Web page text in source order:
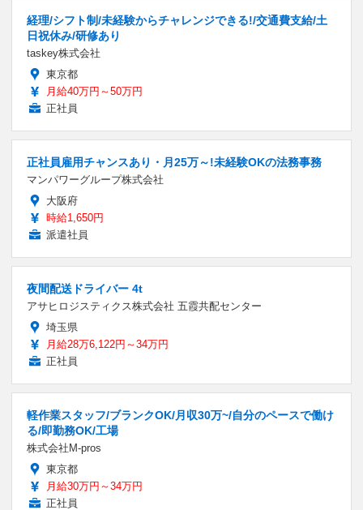
経理/シフト制/未経験からチャレンジできる!/交通費支給/土
日祝休み/研修あり
taskey株式会社
東京都
月給40万円～50万円
正社員
正社員雇用チャンスあり・月25万～!未経験OKの法務事務
マンパワーグループ株式会社
大阪府
時給1,650円
派遣社員
夜間配送ドライバー 4t
アサヒロジスティクス株式会社 五霞共配センター
埼玉県
月給28万6,122円～34万円
正社員
軽作業スタッフ/ブランクOK/月収30万~/自分のペースで働け
る/即勤務OK/工場
株式会社M-pros
東京都
月給30万円～34万円
正社員